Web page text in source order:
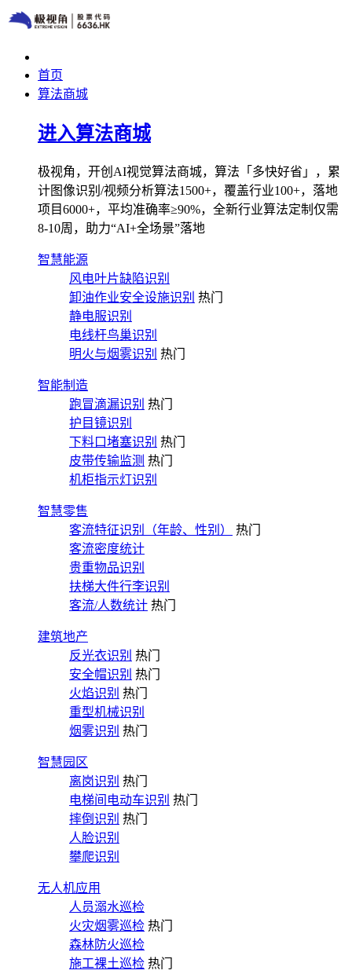
首页
算法商城
进入算法商城
极视角，开创AI视觉算法商城，算法「多快好省」，累
计图像识别/视频分析算法1500+，覆盖行业100+，落地
项目6000+，平均准确率≥90%，全新行业算法定制仅需
8-10周，助力“AI+全场景”落地
智慧能源
风电叶片缺陷识别
卸油作业安全设施识别 热门
静电服识别
电线杆鸟巢识别
明火与烟雾识别 热门
智能制造
跑冒滴漏识别 热门
护目镜识别
下料口堵塞识别 热门
皮带传输监测 热门
机柜指示灯识别
智慧零售
客流特征识别（年龄、性别）
热门
客流密度统计
贵重物品识别
扶梯大件行李识别
客流/人数统计 热门
建筑地产
反光衣识别 热门
安全帽识别 热门
火焰识别 热门
重型机械识别
烟雾识别 热门
智慧园区
离岗识别 热门
电梯间电动车识别 热门
摔倒识别 热门
人脸识别
攀爬识别
无人机应用
人员溺水巡检
火灾烟雾巡检 热门
森林防火巡检
施工裸土巡检 热门